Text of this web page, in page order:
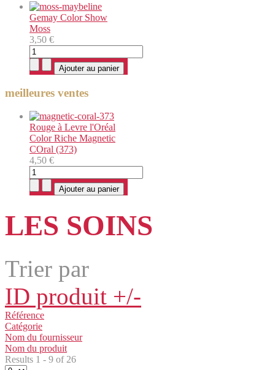
Gemay Color Show
Moss
3,50 €
meilleures ventes
Rouge à Levre l'Oréal
Color Riche Magnetic
COral (373)
4,50 €
LES SOINS
Trier par
ID produit +/-
Référence
Catégorie
Nom du fournisseur
Nom du produit
Results 1 - 9 of 26